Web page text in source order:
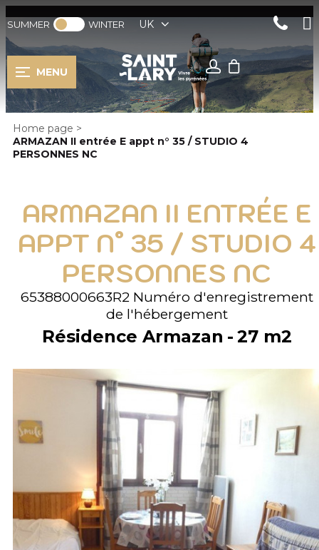
SUMMER WINTER UK
MENU
Home page >
ARMAZAN II entrée E appt n° 35 / STUDIO 4
PERSONNES NC
ARMAZAN II ENTRÉE E
APPT N° 35 / STUDIO 4
PERSONNES NC
65388000663R2 Numéro d'enregistrement
de l'hébergement
Résidence Armazan 27 m2